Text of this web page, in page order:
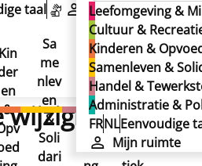
Leefomgeving &
Cultuur &
Kinderen &
Samenleven &
Handel &
Administratie &
FRNLEenvoudige
Mijn ruimte
taal Mijn ruimte
Kin
en
&
Sa
me
nlev
en
&
Soli
dari
Han
del
&
Tew
erks
telli
Ad
min
istr
atie
&
Poli
budgettaire wijziging nr
–
wijziging nr